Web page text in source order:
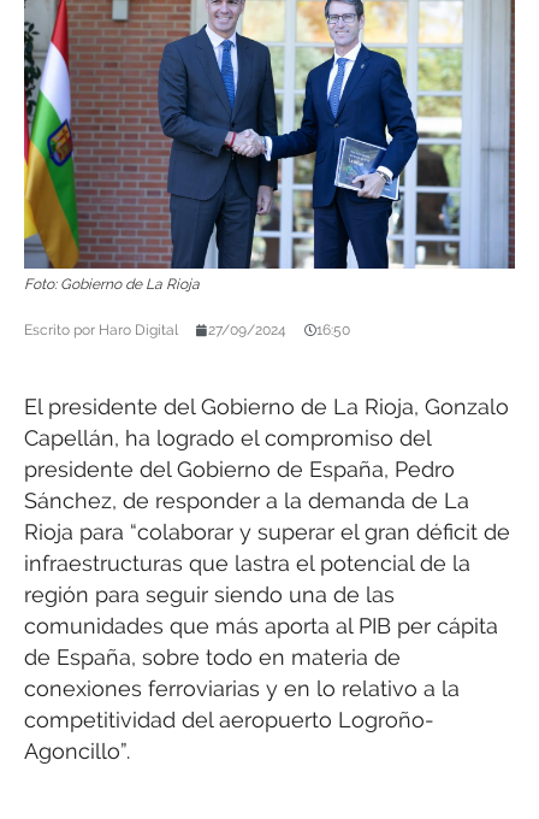
Foto: Gobierno de La Rioja
Escrito por Haro Digital 27/09/2024 16:50
El presidente del Gobierno de La Rioja, Gonzalo
Capellán, ha logrado el compromiso del
presidente del Gobierno de España, Pedro
Sánchez, de responder a la demanda de La
Rioja para “colaborar y superar el gran déficit de
infraestructuras que lastra el potencial de la
región para seguir siendo una de las
comunidades que más aporta al PIB per cápita
de España, sobre todo en materia de
conexiones ferroviarias y en lo relativo a la
competitividad del aeropuerto Logroño-
Agoncillo”.